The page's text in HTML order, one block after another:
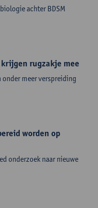
achter BDSM
rugzakje mee
meer verspreiding
worden op
onderzoek naar nieuwe